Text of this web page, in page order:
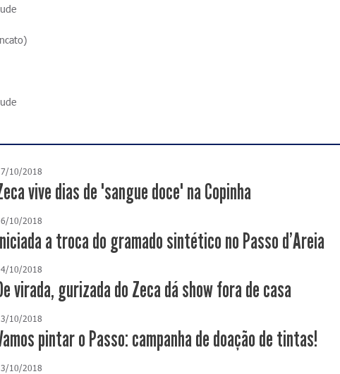
10/2018
vive dias de "sangue doce" na Copinha
10/2018
a troca do gramado sintético no Passo d'Areia
10/2018
virada, gurizada do Zeca dá show fora de casa
10/2018
pintar o Passo: campanha de doação de tintas!
10/2018